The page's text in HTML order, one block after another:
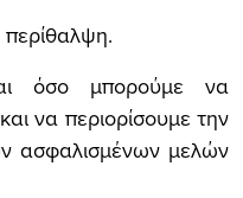
περίθαλψη.
όσο μπορούμε να
να περιορίσουμε την
ασφαλισμένων μελών